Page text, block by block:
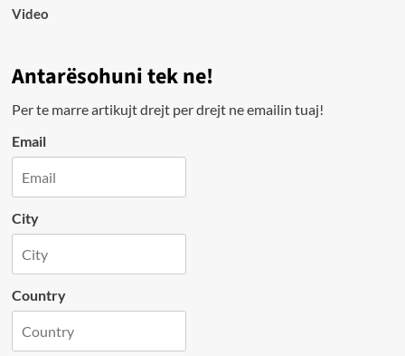
Video
Antarësohuni tek ne!
Per te marre artikujt drejt per drejt ne emailin tuaj!
Email
City
Country